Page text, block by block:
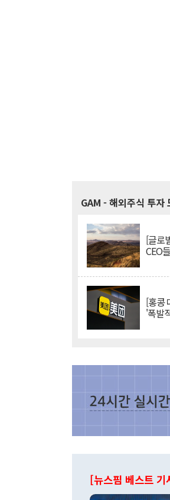
GAM - 해외주식 투자
[글로
CEO
[홍콩
'폭발
[뉴스핌 베스트 기